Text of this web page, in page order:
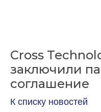
Cross
заключили
соглашение
К списку новостей